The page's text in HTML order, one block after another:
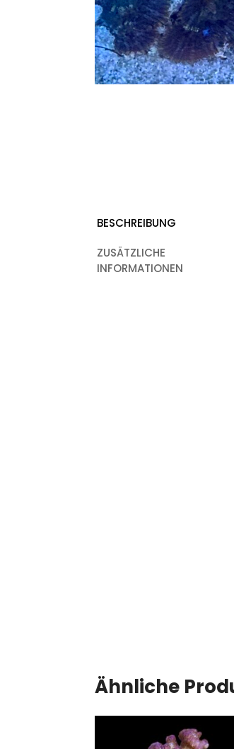
BESCHREIBUNG
ZUSÄTZLICHE
INFORMATIONEN
Ähnliche